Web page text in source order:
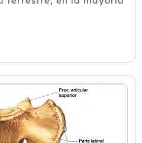
altas, y tiene u...